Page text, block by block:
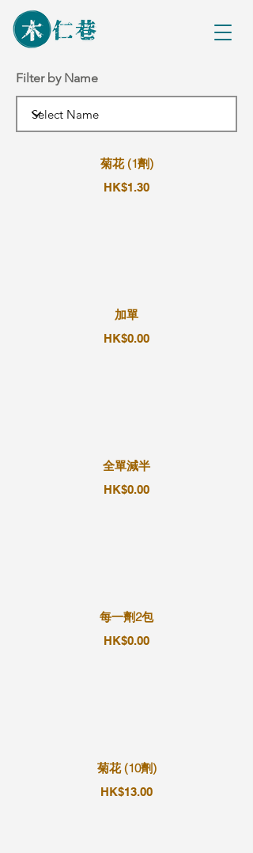
Filter by Name
菊花 (1劑)
HK$1.30
加單
HK$0.00
全單減半
HK$0.00
每一劑2包
HK$0.00
菊花 (10劑)
HK$13.00